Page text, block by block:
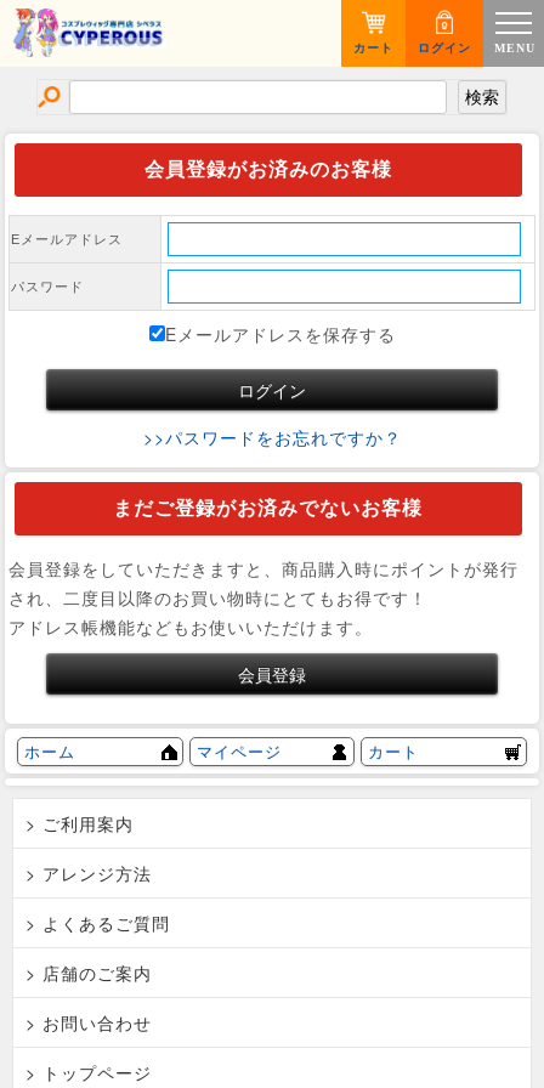
MENU
ログイン
カート
会員登録がお済みのお客様
Eメールアドレス
パスワード
Eメールアドレスを保存する
>>パスワードをお忘れですか？
まだご登録がお済みでないお客様
会員登録をしていただきますと、商品購入時にポイントが発行
され、二度目以降のお買い物時にとてもお得です！
アドレス帳機能などもお使いいただけます。
ホーム マイページ カート
> ご利用案内
> アレンジ方法
> よくあるご質問
> 店舗のご案内
> お問い合わせ
> トップページ